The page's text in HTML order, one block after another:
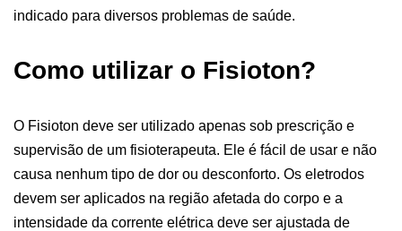
indicado para diversos problemas de saúde.
Como utilizar o Fisioton?
O Fisioton deve ser utilizado apenas sob prescrição e
supervisão de um fisioterapeuta. Ele é fácil de usar e não
causa nenhum tipo de dor ou desconforto. Os eletrodos
devem ser aplicados na região afetada do corpo e a
intensidade da corrente elétrica deve ser ajustada de